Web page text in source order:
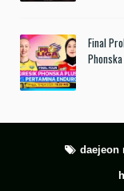
Final
daejeon